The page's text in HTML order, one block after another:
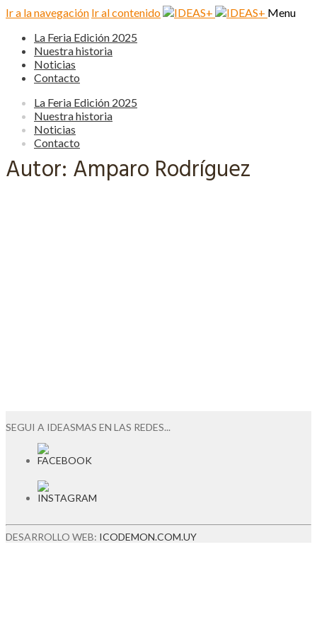
Ir a la navegación Ir al contenido
Menu
La Feria Edición 2025
Nuestra historia
Noticias
Contacto
La Feria Edición 2025
Nuestra historia
Noticias
Contacto
Autor: Amparo Rodríguez
SEGUI A IDEASMAS EN LAS REDES...
DESARROLLO WEB: ICODEMON.COM.UY